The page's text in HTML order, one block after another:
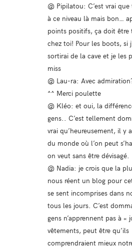
@ Pipilatou: C’est vrai que
à ce niveau là mais bon…
points positifs, ça doit être
chez toi! Pour les boots, si
sortirai de la cave et je les
miss
@ Lau-ra: Avec
^^ Merci poulette
@ Kléo: et oui, la
gens.. C’est tellement
vrai qu’heureusement, il y
du monde où l’on peut
on veut sans être dévisagé.
@ Nadia: je crois que la
nous réent un blog pour
se sent incomprises dans
tous les jours. C’est
gens n’apprennent pas à «
vêtements, peut être qu’ils
comprendraient mieux